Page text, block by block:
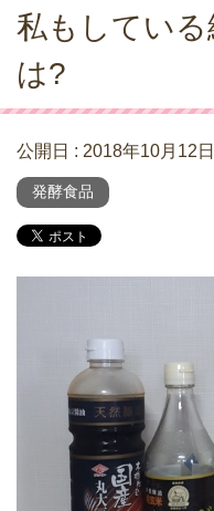
私もしている
は?
公開日 : 2018年10月12日
発酵食品